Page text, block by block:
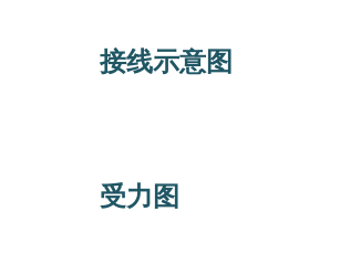
接线示意图
受力图